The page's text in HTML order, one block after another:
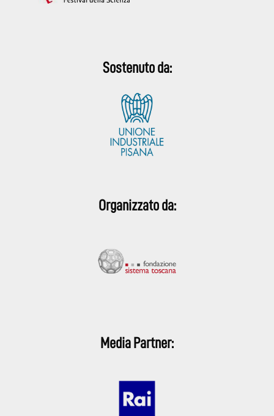
Sostenuto da:
Organizzato da:
Media Partner: